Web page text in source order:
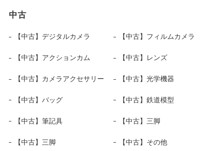
中古
【中古】デジタルカメラ 【中古】フィルムカメラ
【中古】アクションカム 【中古】レンズ
【中古】カメラアクセサリー 【中古】光学機器
【中古】バッグ 【中古】鉄道模型
【中古】筆記具 【中古】三脚
【中古】三脚 【中古】その他